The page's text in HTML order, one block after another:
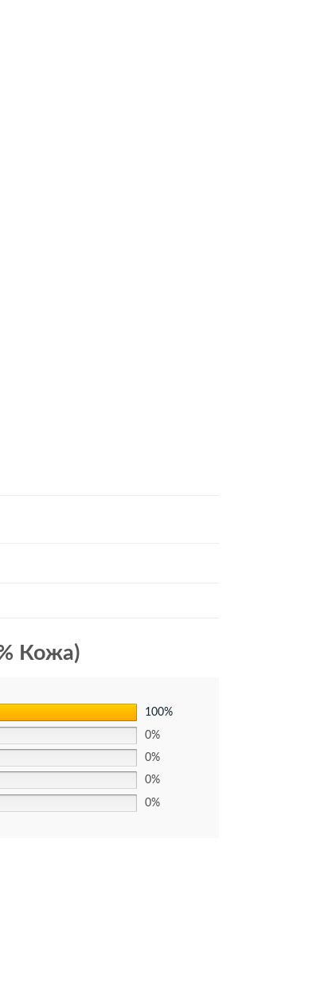
Кожа)
100%
0%
0%
0%
0%